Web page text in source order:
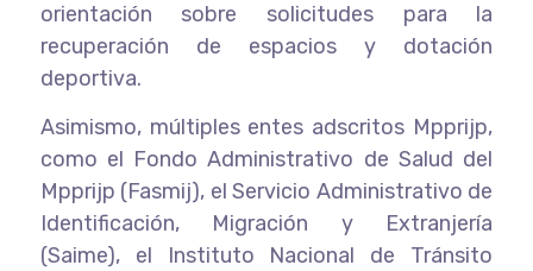
orientación sobre solicitudes para la
recuperación de espacios y dotación
deportiva.
Asimismo, múltiples entes adscritos Mpprijp,
como el Fondo Administrativo de Salud del
Mpprijp (Fasmij), el Servicio Administrativo de
Identificación, Migración y Extranjería
(Saime), el Instituto Nacional de Tránsito